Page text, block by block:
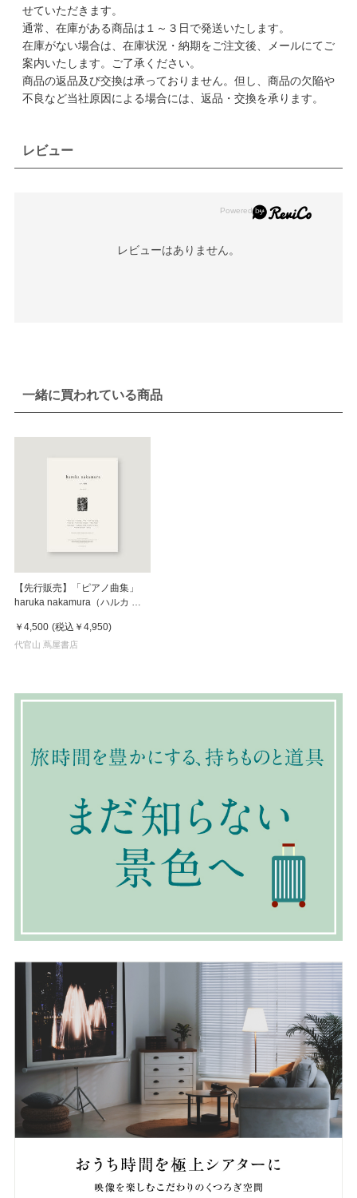
せていただきます。
通常、在庫がある商品は１～３日で発送いたします。
在庫がない場合は、在庫状況・納期をご注文後、メールにてご
案内いたします。ご了承ください。
商品の返品及び交換は承っておりません。但し、商品の欠陥や
不良など当社原因による場合には、返品・交換を承ります。
レビュー
レビューはありません。
一緒に買われている商品
【先行販売】「ピアノ曲集」
haruka nakamura（ハルカ ナ
￥4,500 (税込 ￥4,950)
代官山 蔦屋書店